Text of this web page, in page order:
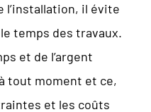
l’installation, il évite
temps des travaux.
et de l’argent
tout moment et ce,
et les coûts